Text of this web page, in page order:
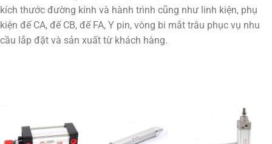
kích thước đường kính và hành trình cũng như linh kiện, phụ
kiện đế CA, đế CB, đế FA, Y pin, vòng bi mắt trâu phục vụ nhu
cầu lắp đặt và sản xuất từ khách hàng.